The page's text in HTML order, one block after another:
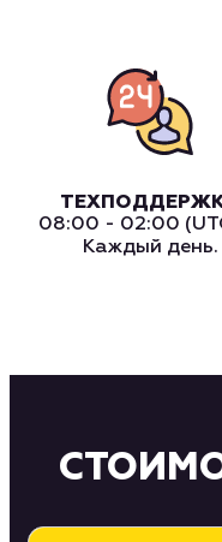
08:00 - 02:00
Каждый день.